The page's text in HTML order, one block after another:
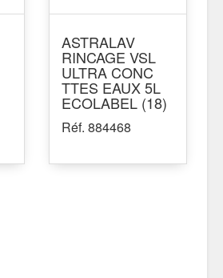
ASTRALAV
RINCAGE VSL
ULTRA CONC
TTES EAUX 5L
ECOLABEL (18)
Réf. 884468